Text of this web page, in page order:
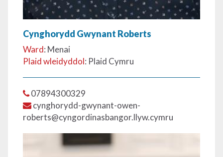
Cynghorydd Gwynant Roberts
Ward: Menai
Plaid wleidyddol: Plaid Cymru
07894300329
cynghorydd-gwynant-owen-
roberts@cyngordinasbangor.llyw.cymru